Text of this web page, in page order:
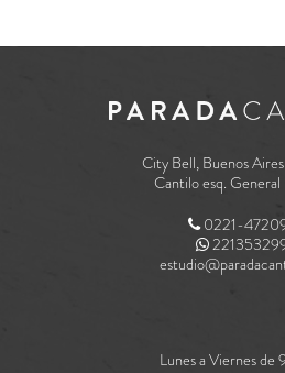
City Bell, Buenos
Cantilo esq.
0221-
Lunes a Viernes de